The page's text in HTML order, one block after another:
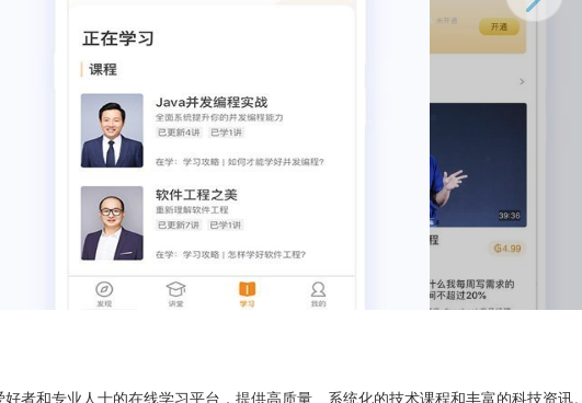
者和专业人士的在线学习平台，提供高质量、系统化的技术课程和丰富的科技资讯。